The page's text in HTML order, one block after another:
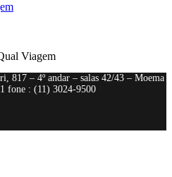
Viagem
817 – 4º andar – salas 42/43 – Moema
fone : (11) 3024-9500